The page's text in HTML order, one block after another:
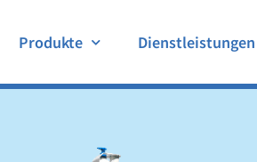
Produkte Dienstleistungen